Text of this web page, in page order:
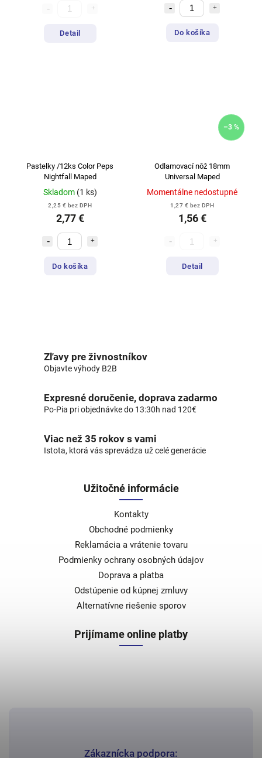
Detail Do košíka
Pastelky /12ks Color Peps
Nightfall Maped
Skladom (1 ks)
2,25 € bez DPH
2,77 €
Do košíka
–3 %
Odlamovací nôž 18mm
Universal Maped
Momentálne nedostupné
1,27 € bez DPH
1,56 €
Detail
Zľavy pre živnostníkov
Objavte výhody B2B
Expresné doručenie, doprava zadarmo
Po-Pia pri objednávke do 13:30h nad 120€
Viac než 35 rokov s vami
Istota, ktorá vás sprevádza už celé generácie
Zákaznícka podpora:
Užitočné informácie
Kontakty
Obchodné podmienky
Reklamácia a vrátenie tovaru
Podmienky ochrany osobných údajov
Doprava a platba
Odstúpenie od kúpnej zmluvy
Alternatívne riešenie sporov
Prijímame online platby